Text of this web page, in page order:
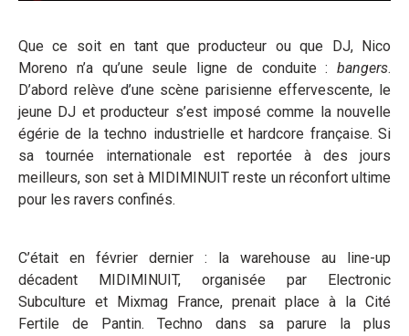
Que ce soit en tant que producteur ou que DJ, Nico
Moreno n’a qu’une seule ligne de conduite : bangers.
D’abord relève d’une scène parisienne effervescente, le
jeune DJ et producteur s’est imposé comme la nouvelle
égérie de la techno industrielle et hardcore française. Si
sa tournée internationale est reportée à des jours
meilleurs, son set à MIDIMINUIT reste un réconfort ultime
pour les ravers confinés.
C’était en février dernier : la warehouse au line-up
décadent MIDIMINUIT, organisée par Electronic
Subculture et Mixmag France, prenait place à la Cité
Fertile de Pantin. Techno dans sa parure la plus